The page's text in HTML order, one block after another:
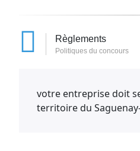
Règlements
Politiques du concours
votre entreprise doit
territoire du